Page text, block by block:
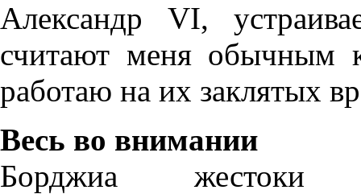
Александр VI,
считают меня обычным
работаю на их заклятых
Весь во внимании
Борджиа